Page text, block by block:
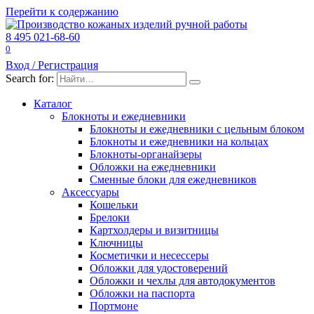
Перейти к содержанию
8 495 021-68-60
0
Вход / Регистрация
Search for:
Каталог
Блокноты и ежедневники
Блокноты и ежедневники с цельным блоком
Блокноты и ежедневники на кольцах
Блокноты-органайзеры
Обложки на ежедневники
Сменные блоки для ежедневников
Аксессуары
Кошельки
Брелоки
Картхолдеры и визитницы
Ключницы
Косметички и несессеры
Обложки для удостоверений
Обложки и чехлы для автодокументов
Обложки на паспорта
Портмоне